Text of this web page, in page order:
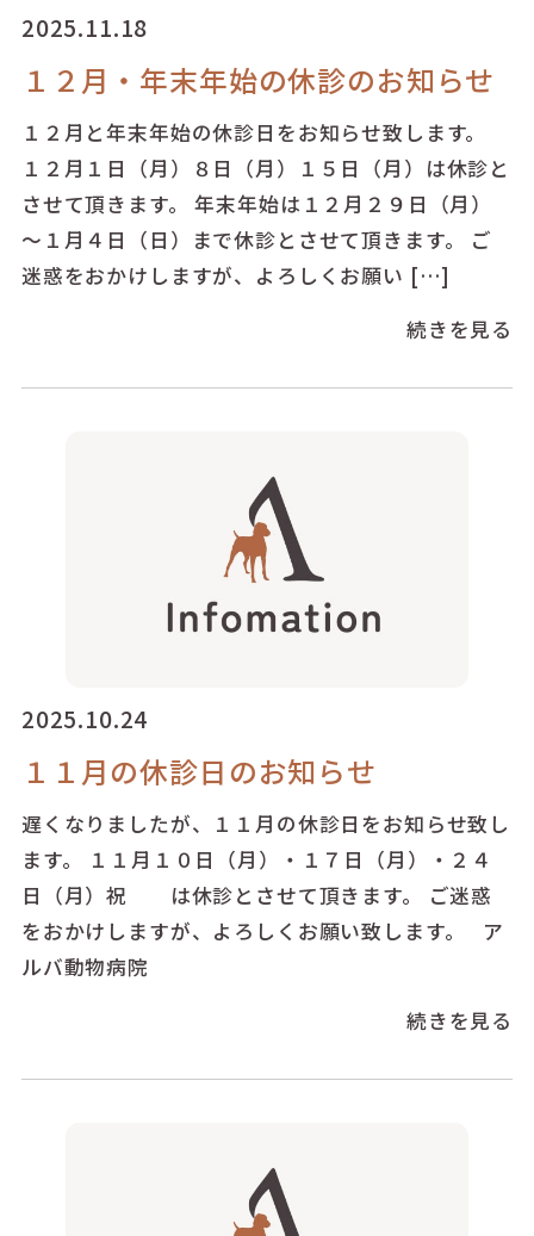
2025.11.18
１２月・年末年始の休診のお知らせ
１２月と年末年始の休診日をお知らせ致します。
１２月１日（月）８日（月）１５日（月）は休診と
させて頂きます。 年末年始は１２月２９日（月）
～１月４日（日）まで休診とさせて頂きます。 ご
迷惑をおかけしますが、よろしくお願い […]
続きを見る
2025.10.24
１１月の休診日のお知らせ
遅くなりましたが、１１月の休診日をお知らせ致し
ます。 １１月１０日（月）・１７日（月）・２４
日（月）祝 は休診とさせて頂きます。 ご迷惑
をおかけしますが、よろしくお願い致します。 ア
ルバ動物病院
続きを見る